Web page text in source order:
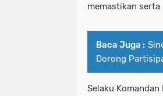
memastikan serta
Baca Juga :
Dorong
Selaku